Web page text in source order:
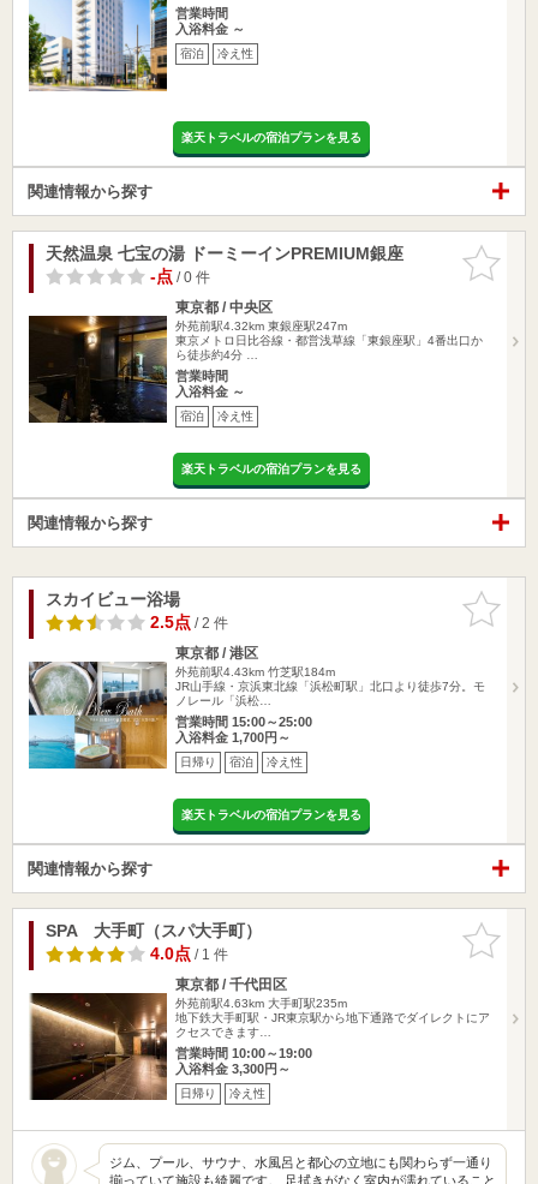
営業時間
入浴料金 ～
宿泊 冷え性
楽天トラベルの宿泊プランを見る
関連情報から探す
お気に入
りに追加
天然温泉 七宝の湯 ドーミーインPREMIUM銀座
-点/ 0 件
東京都 / 中央区
外苑前駅4.32km 東銀座駅247m
東京メトロ日比谷線・都営浅草線「東銀座駅」4番出口か
ら徒歩約4分 …
営業時間
入浴料金 ～
宿泊 冷え性
楽天トラベルの宿泊プランを見る
関連情報から探す
お気に入
りに追加
スカイビュー浴場
2.5点/ 2 件
東京都 / 港区
外苑前駅4.43km 竹芝駅184m
JR山手線・京浜東北線「浜松町駅」北口より徒歩7分。モ
ノレール「浜松…
営業時間 15:00～25:00
入浴料金 1,700円～
日帰り 宿泊 冷え性
楽天トラベルの宿泊プランを見る
関連情報から探す
お気に入
りに追加
SPA 大手町（スパ大手町）
4.0点/ 1 件
東京都 / 千代田区
外苑前駅4.63km 大手町駅235m
地下鉄大手町駅・JR東京駅から地下通路でダイレクトにア
クセスできます…
営業時間 10:00～19:00
入浴料金 3,300円～
日帰り 冷え性
ジム、プール、サウナ、水風呂と都心の立地にも関わらず一通り
揃っていて施設も綺麗です。 足拭きがなく室内が濡れていること